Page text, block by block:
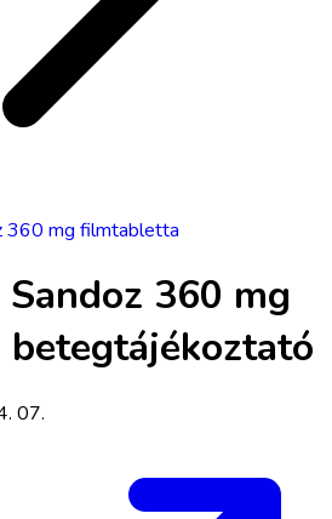
360 mg filmtabletta
360 mg
betegtájékoztató
07.